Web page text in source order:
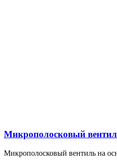
Микрополосковый
Микрополосковый вентиль на